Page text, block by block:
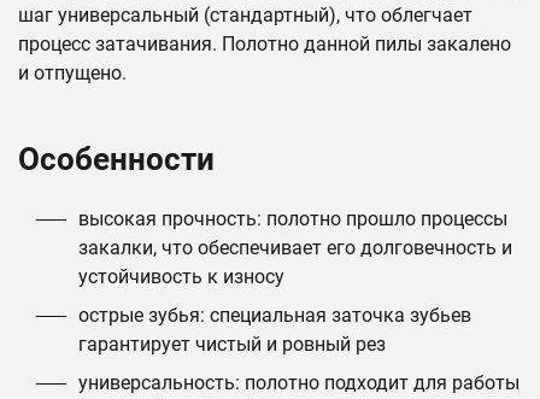
шаг универсальный (стандартный), что облегчает
процесс затачивания. Полотно данной пилы закалено
и отпущено.
Особенности
высокая прочность: полотно прошло процессы
закалки, что обеспечивает его долговечность и
устойчивость к износу
острые зубья: специальная заточка зубьев
гарантирует чистый и ровный рез
универсальность: полотно подходит для работы